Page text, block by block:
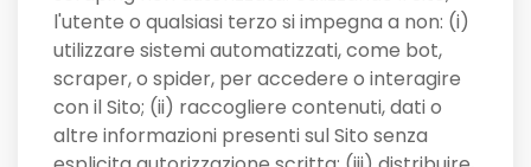
l'utente o qualsiasi terzo si impegna a non: (i)
utilizzare sistemi automatizzati, come bot,
scraper, o spider, per accedere o interagire
con il Sito; (ii) raccogliere contenuti, dati o
altre informazioni presenti sul Sito senza